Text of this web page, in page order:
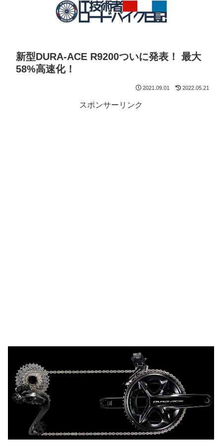
新型DURA-ACE R9200ついに発表！ 最大
58%高速化！
2021.09.01 2022.05.21
スポンサーリンク